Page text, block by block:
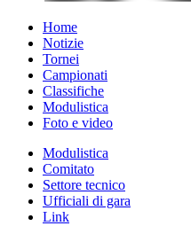
Home
Notizie
Tornei
Campionati
Classifiche
Modulistica
Foto e video
Modulistica
Comitato
Settore tecnico
Ufficiali di gara
Link